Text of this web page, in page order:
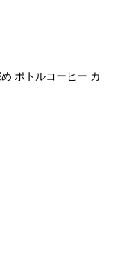
ボトルコーヒー カ